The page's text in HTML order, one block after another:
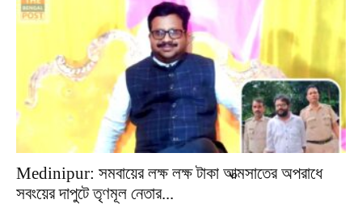
Medinipur: সমবায়ের লক্ষ লক্ষ টাকা আত্মসাতের অপরাধে
সবংয়ের দাপুটে তৃণমূল নেতার...